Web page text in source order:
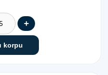
+
korpu